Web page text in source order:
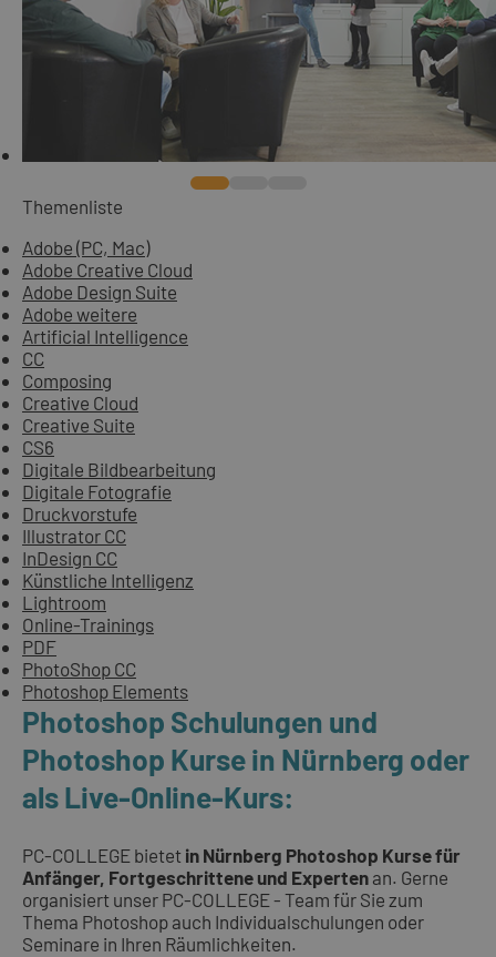
Themenliste
Adobe (PC, Mac)
Adobe Creative Cloud
Adobe Design Suite
Adobe weitere
Artificial Intelligence
CC
Composing
Creative Cloud
Creative Suite
CS6
Digitale Bildbearbeitung
Digitale Fotografie
Druckvorstufe
Illustrator CC
InDesign CC
Künstliche Intelligenz
Lightroom
Online-Trainings
PDF
PhotoShop CC
Photoshop Elements
Photoshop Schulungen und
Photoshop Kurse in Nürnberg oder
als Live-Online-Kurs:
PC-COLLEGE bietet in Nürnberg Photoshop Kurse für
Anfänger, Fortgeschrittene und Experten an. Gerne
organisiert unser PC-COLLEGE - Team für Sie zum
Thema Photoshop auch Individualschulungen oder
Seminare in Ihren Räumlichkeiten.